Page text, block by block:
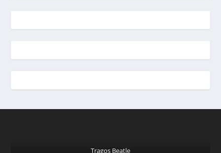
Tragos Beatle